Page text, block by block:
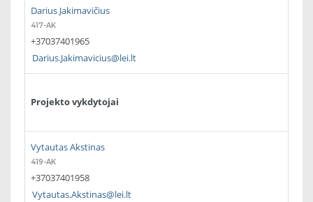
Darius Jakimavičius
417-AK
+37037401965
Darius.Jakimavicius@lei.lt
Projekto vykdytojai
Vytautas Akstinas
419-AK
+37037401958
Vytautas.Akstinas@lei.lt